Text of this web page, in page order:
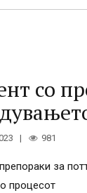
со
981
за
процесот